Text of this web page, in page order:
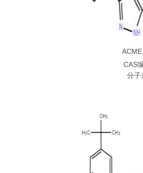
CAS
分子